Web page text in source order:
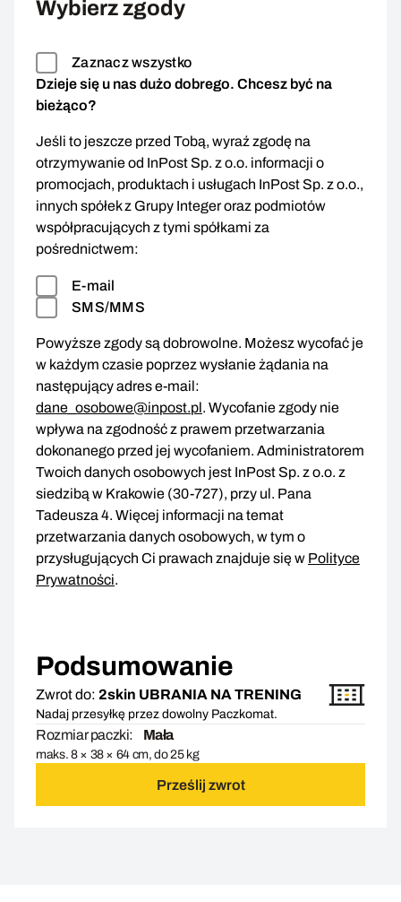
Wybierz zgody
Zaznacz wszystko
Dzieje się u nas dużo dobrego. Chcesz być na
bieżąco?
Jeśli to jeszcze przed Tobą, wyraź zgodę na
otrzymywanie od InPost Sp. z o.o. informacji o
promocjach, produktach i usługach InPost Sp. z o.o.,
innych spółek z Grupy Integer oraz podmiotów
współpracujących z tymi spółkami za
pośrednictwem:
E-mail
SMS/MMS
Powyższe zgody są dobrowolne. Możesz wycofać je
w każdym czasie poprzez wysłanie żądania na
następujący adres e-mail:
dane_osobowe@inpost.pl. Wycofanie zgody nie
wpływa na zgodność z prawem przetwarzania
dokonanego przed jej wycofaniem. Administratorem
Twoich danych osobowych jest InPost Sp. z o.o. z
siedzibą w Krakowie (30-727), przy ul. Pana
Tadeusza 4. Więcej informacji na temat
przetwarzania danych osobowych, w tym o
przysługujących Ci prawach znajduje się w Polityce
Prywatności.
Podsumowanie
Zwrot do: 2skin UBRANIA NA TRENING
Nadaj przesyłkę przez dowolny Paczkomat.
Rozmiar paczki: Mała
maks. 8 × 38 × 64 cm, do 25 kg
Prześlij zwrot